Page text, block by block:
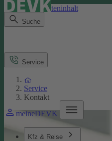
Direkt zum Seiteninhalt
Suche
meineDEVK
Kfz & Reise
Service
Service
Kontakt